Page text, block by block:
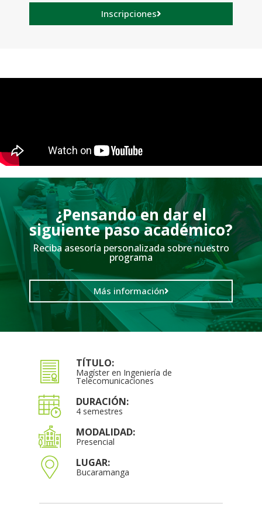
Inscripciones
¿Pensando en dar el
siguiente paso académico?
Reciba asesoría personalizada sobre nuestro
programa
Más información
TÍTULO:
Magíster en Ingeniería de
Telecomunicaciones
DURACIÓN:
4 semestres
MODALIDAD:
Presencial
LUGAR:
Bucaramanga